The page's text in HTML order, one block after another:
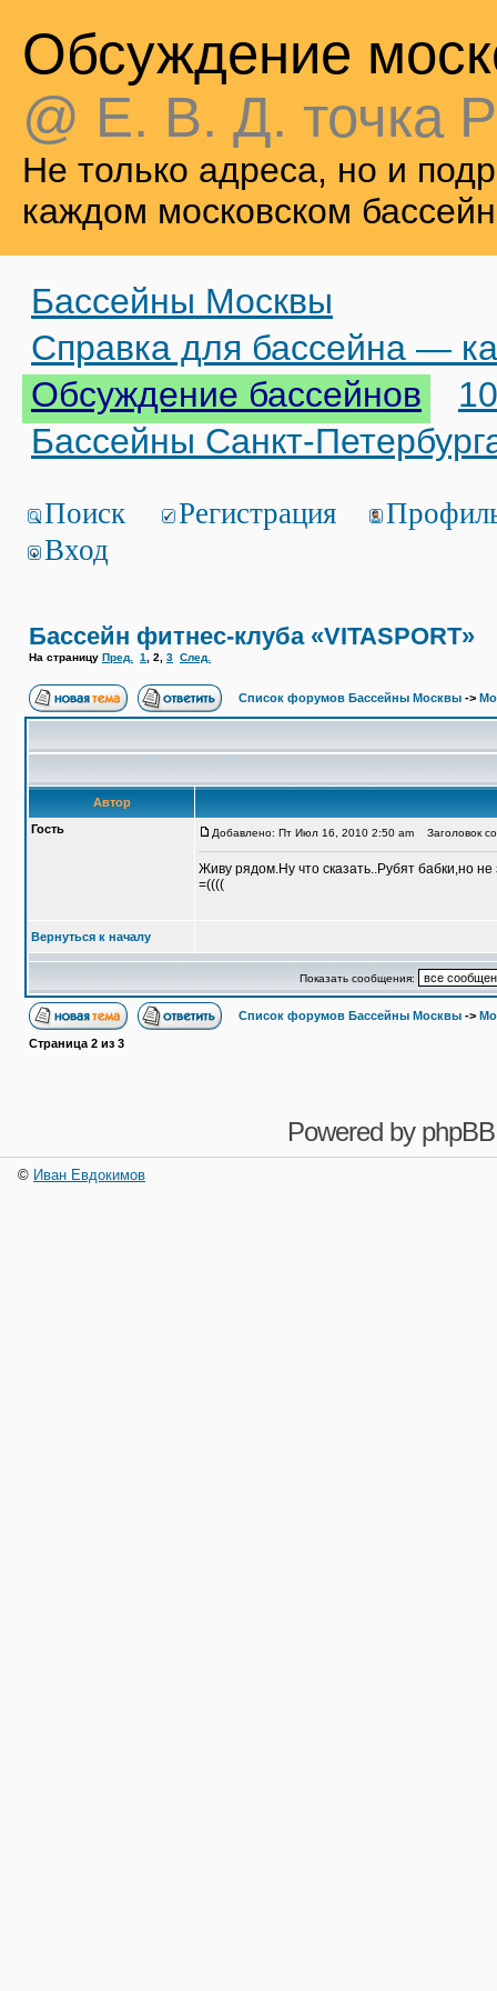
Обсуждение
@ Е. В. Д. точка
Не только адреса, но и
каждом московском
Бассейны Москвы
Справка для бассейна —
Обсуждение бассейнов
Бассейны Санкт-
Поиск Регистрация
Вход
Бассейн фитнес-клуба «VITASPORT»
На страницу Пред. 1 2 3 След.
Список форумов Бассейны Москвы ->
Автор
Гость
Добавлено: Пт Июл 16, 2010 2:50 am Заголовок
Живу рядом.Ну что сказать..Рубят бабки,но не
=((((
Вернуться к началу
Показать сообщения:
Список форумов Бассейны Москвы ->
Страница 2 из 3
Powered by phpBB
© Иван Евдокимов